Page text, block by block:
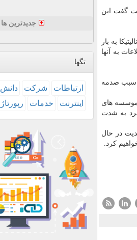
گفت این
به بار
به آنها
سبب صدمه
موسسه های
به شدت
در حال
كرد.
جدیدترین ها
تگها
ارتباطات شركت دانش
اینترنت
خدمات رپورتاژ